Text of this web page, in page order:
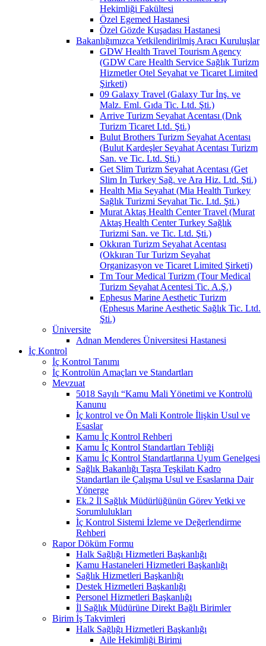
Hekimliği Fakültesi
Özel Egemed Hastanesi
Özel Gözde Kuşadası Hastanesi
Bakanlığımızca Yetkilendirilmiş Aracı Kuruluşlar
GDW Health Travel Tourism Agency
(GDW Care Health Service Sağlık Turizm
Hizmetler Otel Seyahat ve Ticaret Limited
Şirketi)
09 Galaxy Travel (Galaxy Tur İnş. ve
Malz. Eml. Gıda Tic. Ltd. Şti.)
Arrive Turizm Seyahat Acentası (Dnk
Turizm Ticaret Ltd. Şti.)
Bulut Brothers Turizm Seyahat Acentası
(Bulut Kardeşler Seyahat Acentası Turizm
San. ve Tic. Ltd. Şti.)
Get Slim Turizm Seyahat Acentası (Get
Slim In Turkey Sağ. ve Ara Hiz. Ltd. Şti.)
Health Mia Seyahat (Mia Health Turkey
Sağlık Turizmi Seyahat Tic. Ltd. Şti.)
Murat Aktaş Health Center Travel (Murat
Aktaş Health Center Turkey Sağlık
Turizmi San. ve Tic. Ltd. Şti.)
Okkıran Turizm Seyahat Acentası
(Okkıran Tur Turizm Seyahat
Organizasyon ve Ticaret Limited Şirketi)
Tm Tour Medical Turizm (Tour Medical
Turizm Seyahat Acentesi Tic. A.Ş.)
Ephesus Marine Aesthetic Turizm
(Ephesus Marine Aesthetic Sağlık Tic. Ltd.
Şti.)
Üniversite
Adnan Menderes Üniversitesi Hastanesi
İç Kontrol
İç Kontrol Tanımı
İç Kontrolün Amaçları ve Standartları
Mevzuat
5018 Sayılı “Kamu Mali Yönetimi ve Kontrolü
Kanunu
İç kontrol ve Ön Mali Kontrole İlişkin Usul ve
Esaslar
Kamu İç Kontrol Rehberi
Kamu İç Kontrol Standartları Tebliği
Kamu İç Kontrol Standartlarına Uyum Genelgesi
Sağlık Bakanlığı Taşra Teşkilatı Kadro
Standartları ile Çalışma Usul ve Esaslarına Dair
Yönerge
Ek.2 İl Sağlık Müdürlüğünün Görev Yetki ve
Sorumlulukları
İç Kontrol Sistemi İzleme ve Değerlendirme
Rehberi
Rapor Döküm Formu
Halk Sağlığı Hizmetleri Başkanlığı
Kamu Hastaneleri Hizmetleri Başkanlığı
Sağlık Hizmetleri Başkanlığı
Destek Hizmetleri Başkanlığı
Personel Hizmetleri Başkanlığı
İl Sağlık Müdürüne Direkt Bağlı Birimler
Birim İş Takvimleri
Halk Sağlığı Hizmetleri Başkanlığı
Aile Hekimliği Birimi